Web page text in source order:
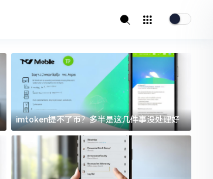
imtoken提不了币？多半是这几件事没处理好